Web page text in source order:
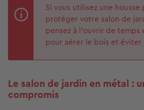
Si vous utilisez une housse
protéger votre salon de
pensez à l’ouvrir de temps
pour aérer le bois et éviter
Le salon de jardin en métal :
compromis